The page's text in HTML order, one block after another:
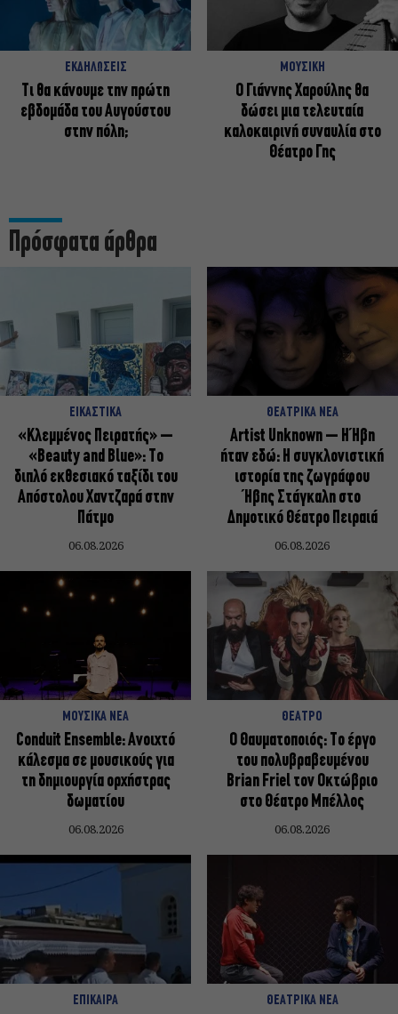
ΕΚΔΗΛΩΣΕΙΣ
Τι θα κάνουμε την πρώτη
εβδομάδα του Αυγούστου
στην πόλη;
ΜΟΥΣΙΚΗ
Ο Γιάννης Χαρούλης θα
δώσει μια τελευταία
καλοκαιρινή συναυλία στο
Θέατρο Γης
Πρόσφατα άρθρα
ΕΙΚΑΣΤΙΚΑ
«Κλεμμένος Πειρατής» –
«Beauty and Blue»: Το
διπλό εκθεσιακό ταξίδι του
Απόστολου Χαντζαρά στην
Πάτμο
06.08.2026
ΘΕΑΤΡΙΚΑ ΝΕΑ
Artist Unknown – Η Ήβη
ήταν εδώ: Η συγκλονιστική
ιστορία της ζωγράφου
Ήβης Στάγκαλη στο
Δημοτικό Θέατρο Πειραιά
06.08.2026
ΜΟΥΣΙΚΑ ΝΕΑ
Conduit Ensemble: Ανοιχτό
κάλεσμα σε μουσικούς για
τη δημιουργία ορχήστρας
δωματίου
06.08.2026
ΘΕΑΤΡΟ
Ο Θαυματοποιός: Το έργο
του πολυβραβευμένου
Brian Friel τον Οκτώβριο
στο Θέατρο Μπέλλος
06.08.2026
ΕΠΙΚΑΙΡΑ ΘΕΑΤΡΙΚΑ ΝΕΑ